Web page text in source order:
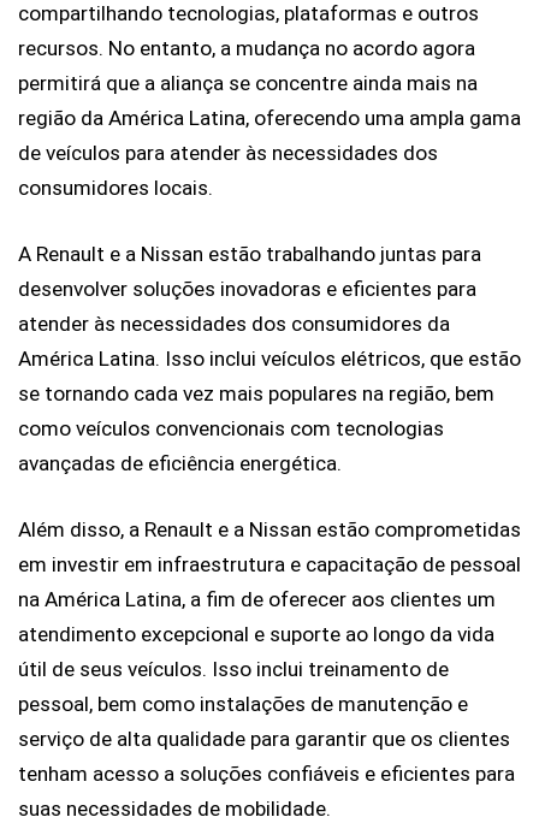
compartilhando tecnologias, plataformas e outros
recursos. No entanto, a mudança no acordo agora
permitirá que a aliança se concentre ainda mais na
região da América Latina, oferecendo uma ampla gama
de veículos para atender às necessidades dos
consumidores locais.
A Renault e a Nissan estão trabalhando juntas para
desenvolver soluções inovadoras e eficientes para
atender às necessidades dos consumidores da
América Latina. Isso inclui veículos elétricos, que estão
se tornando cada vez mais populares na região, bem
como veículos convencionais com tecnologias
avançadas de eficiência energética.
Além disso, a Renault e a Nissan estão comprometidas
em investir em infraestrutura e capacitação de pessoal
na América Latina, a fim de oferecer aos clientes um
atendimento excepcional e suporte ao longo da vida
útil de seus veículos. Isso inclui treinamento de
pessoal, bem como instalações de manutenção e
serviço de alta qualidade para garantir que os clientes
tenham acesso a soluções confiáveis e eficientes para
suas necessidades de mobilidade.